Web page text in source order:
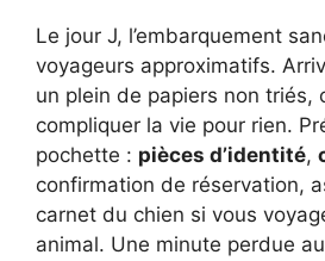
Le jour J, l’embarquement
voyageurs approximatifs.
un plein de papiers non triés,
compliquer la vie pour rien.
pochette : pièces d’identité,
confirmation de réservation,
carnet du chien si vous
animal. Une minute perdue